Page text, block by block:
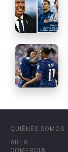
QUIÉNES SOMOS
ÁREA
COMERCIAL